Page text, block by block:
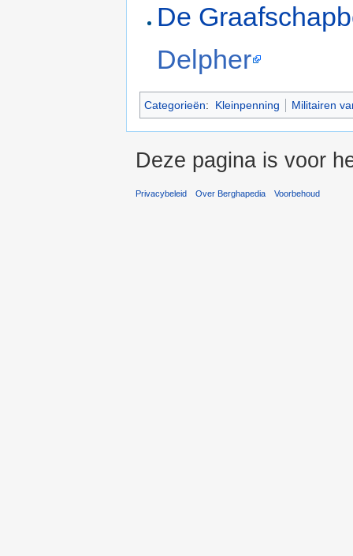
De
Delpher
Categorieën: Kleinpenning Militairen
Deze pagina is voor
Privacybeleid Over Berghapedia Voorbehoud